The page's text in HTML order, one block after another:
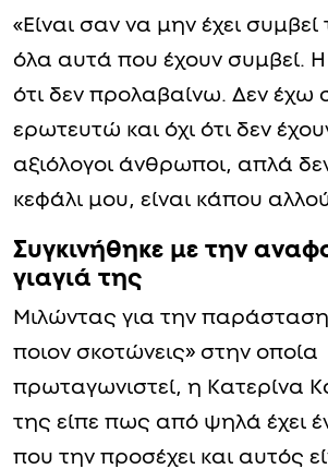
«Είναι σαν να μην έχει
όλα αυτά που έχουν συμβεί. Η
ότι δεν προλαβαίνω. Δεν έχω
ερωτευτώ και όχι ότι δεν
αξιόλογοι άνθρωποι, απλά δεν
κεφάλι μου, είναι κάπου
Συγκινήθηκε με την
γιαγιά της
Μιλώντας για την
ποιον σκοτώνεις» στην οποία
πρωταγωνιστεί, η Κατερίνα
της είπε πως από ψηλά έχει
που την προσέχει και αυτός